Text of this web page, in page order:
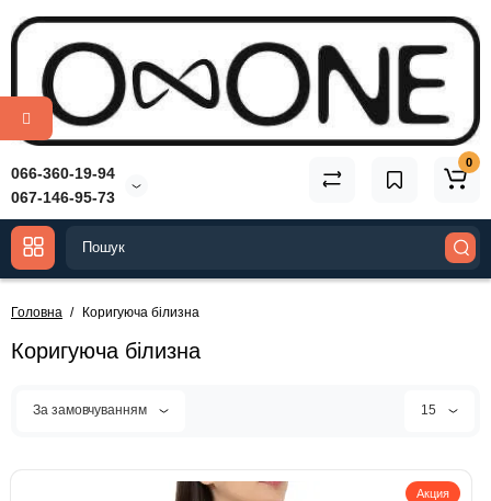
066-360-19-94
067-146-95-73
0
Головна Коригуюча білизна
Коригуюча білизна
За замовчуванням 15
Акция